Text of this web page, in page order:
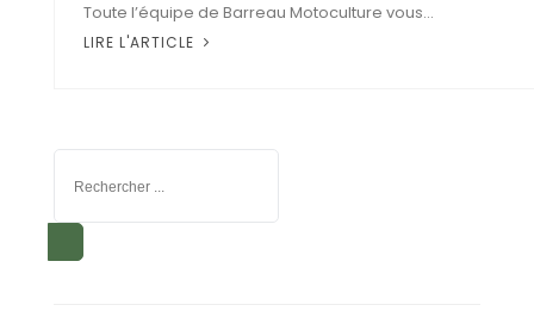
Toute l’équipe de Barreau Motoculture vous...
LIRE L'ARTICLE